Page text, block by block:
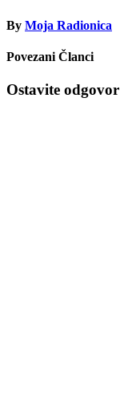
By Moja Radionica
Povezani Članci
Ostavite odgovor